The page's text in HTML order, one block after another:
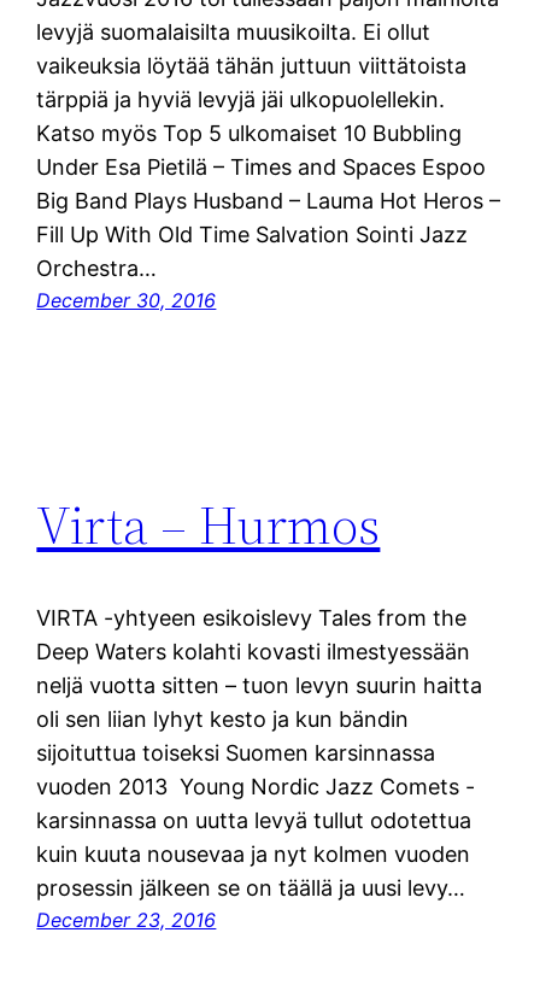
levyjä suomalaisilta muusikoilta. Ei ollut
vaikeuksia löytää tähän juttuun viittätoista
tärppiä ja hyviä levyjä jäi ulkopuolellekin.
Katso myös Top 5 ulkomaiset 10 Bubbling
Under Esa Pietilä – Times and Spaces Espoo
Big Band Plays Husband – Lauma Hot Heros –
Fill Up With Old Time Salvation Sointi Jazz
Orchestra…
December 30, 2016
Virta – Hurmos
VIRTA -yhtyeen esikoislevy Tales from the
Deep Waters kolahti kovasti ilmestyessään
neljä vuotta sitten – tuon levyn suurin haitta
oli sen liian lyhyt kesto ja kun bändin
sijoituttua toiseksi Suomen karsinnassa
vuoden 2013 Young Nordic Jazz Comets -
karsinnassa on uutta levyä tullut odotettua
kuin kuuta nousevaa ja nyt kolmen vuoden
prosessin jälkeen se on täällä ja uusi levy…
December 23, 2016